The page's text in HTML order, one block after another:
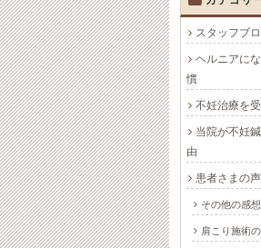
スタッフブ
ヘルニアに
慣
不妊治療を
当院が不妊
由
患者さまの声
その他の感想
肩こり施術